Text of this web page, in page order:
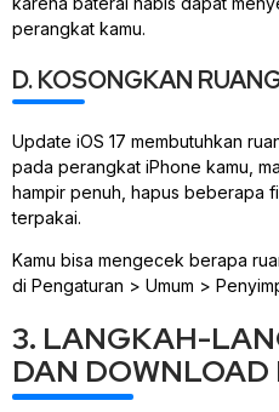
perangkat kamu.
D. KOSONGKAN
Update iOS 17 membutuhkan
pada perangkat iPhone kamu,
hampir penuh, hapus beberapa
terpakai.
Kamu bisa mengecek berapa
di Pengaturan > Umum >
3. LANGKAH-
DAN DOWNLOAD